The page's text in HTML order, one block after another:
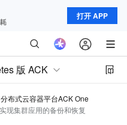
打开 APP
版 ACK
分布式云容器平台ACK One
现集群应用的备份和恢复